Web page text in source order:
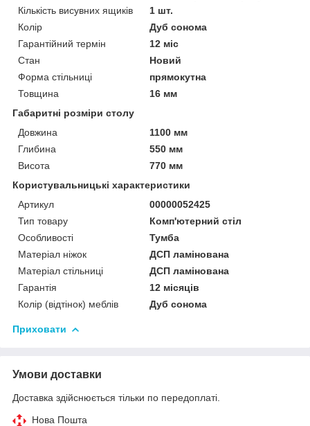
Кількість висувних ящиків
1 шт.
Колір
Дуб сонома
Гарантійний термін
12 міс
Стан
Новий
Форма стільниці
прямокутна
Товщина
16 мм
Габаритні розміри столу
Довжина
1100 мм
Глибина
550 мм
Висота
770 мм
Користувальницькі характеристики
Артикул
00000052425
Тип товару
Комп'ютерний стіл
Особливості
Тумба
Матеріал ніжок
ДСП ламінована
Матеріал стільниці
ДСП ламінована
Гарантія
12 місяців
Колір (відтінок) меблів
Дуб сонома
Приховати
Умови доставки
Доставка здійснюється тільки по передоплаті.
Нова Пошта